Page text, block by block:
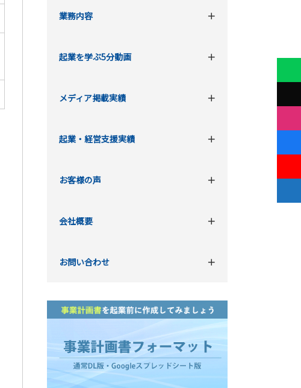
業務内容
起業を学ぶ5分動画
メディア掲載実績
起業・経営支援実績
お客様の声
会社概要
お問い合わせ